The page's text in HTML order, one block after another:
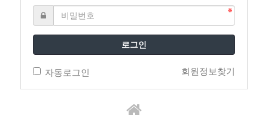
로그인
자동로그인 회원정보찾기